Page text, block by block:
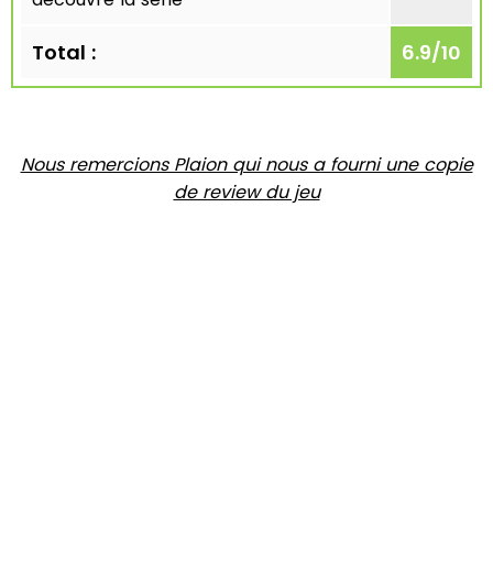
Total : 6.9/10
Nous remercions Plaion qui nous a fourni une copie
de review du jeu